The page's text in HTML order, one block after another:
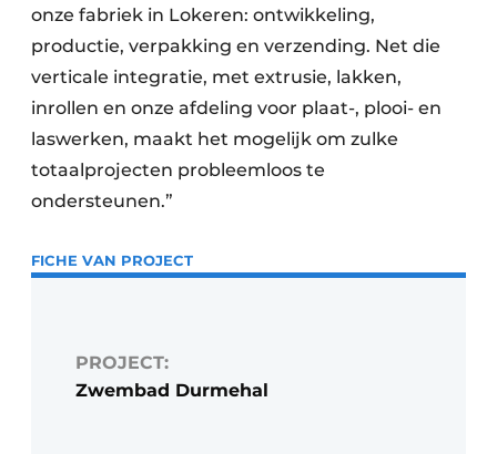
onze fabriek in Lokeren: ontwikkeling,
productie, verpakking en verzending. Net die
verticale integratie, met extrusie, lakken,
inrollen en onze afdeling voor plaat-, plooi- en
laswerken, maakt het mogelijk om zulke
totaalprojecten probleemloos te
ondersteunen.”
FICHE VAN PROJECT
PROJECT:
Zwembad Durmehal